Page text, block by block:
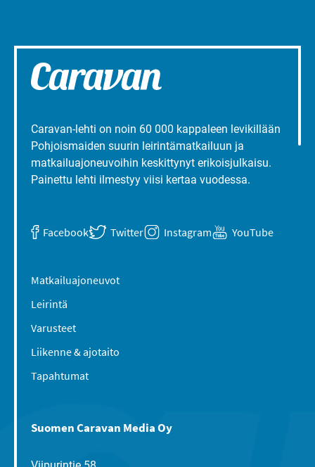
Caravan-lehti on noin 60 000 kappaleen levikillään
Pohjoismaiden suurin leirintämatkailuun ja
matkailuajoneuvoihin keskittynyt erikoisjulkaisu.
Painettu lehti ilmestyy viisi kertaa vuodessa.
Facebook Twitter Instagram YouTube
Matkailuajoneuvot
Leirintä
Varusteet
Liikenne & ajotaito
Tapahtumat
Suomen Caravan Media Oy